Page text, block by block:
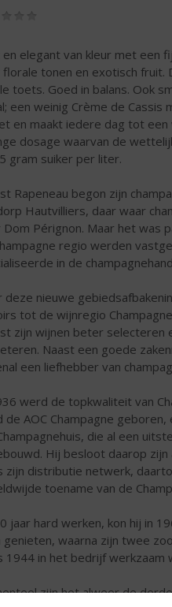
en elegant van kleur met een
florale tonen en exotisch fruit.
toets. Goed in balans. Ook
een weinig Crème de
en maakt iedere dag tot
dosage waarvan de
gram suiker per liter.
Rapeneau begon zijn
Hautvilliers, daar waar
Dom Pérignon. Maar het was
regio werden
in de
deze nieuwe
tot de wijnregio
zijn wijnen beter selecteren
Naast een goede
een liefhebber van
werd de topkwaliteit van
de AOC Champagne
die al een
Hij besloot daarop
zijn distributie netwerk,
toename van de
jaar hard werken, kon hij in
genieten, waarna zijn twee
1944 in het bedrijf werkzaam
zijn het alweer de